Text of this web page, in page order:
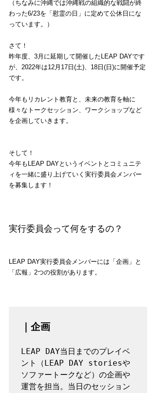
（ちなみに沖縄では沖縄戦の組織的な戦闘が終
わった6/23を「慰霊の日」に定めて公休日にな
っています。）
さて！
昨年度、3月に延期して開催したLEAP DAYです
が、2022年は12月17日(土)、18日(日)に開催予定
です。
今年もリカレント教育と、未来の教育を軸に
様々なトークセッション、ワークショップなど
を企画していきます。
そして！
今年もLEAP DAYというイベントとコミュニテ
ィを一緒に盛り上げていく実行委員会メンバー
を募集します！
実行委員会って何をするの？
LEAP DAY実行委員会メンバーには「企画」と
「広報」2つの役割があります。
｜企画
LEAP DAY当日までのプレイベ
ント（LEAP DAY storiesや
ソファートークなど）の企画や
運営を担当。当日のセッション